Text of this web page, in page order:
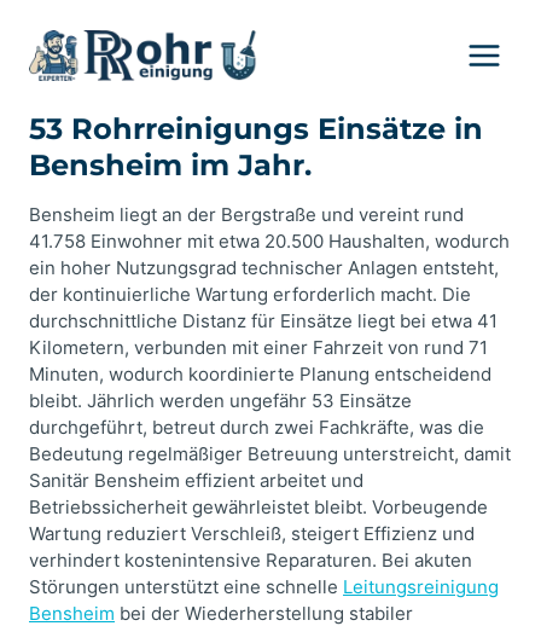
Inhalt
springen
53 Rohrreinigungs Einsätze in
Bensheim im Jahr.
Bensheim liegt an der Bergstraße und vereint rund
41.758 Einwohner mit etwa 20.500 Haushalten, wodurch
ein hoher Nutzungsgrad technischer Anlagen entsteht,
der kontinuierliche Wartung erforderlich macht. Die
durchschnittliche Distanz für Einsätze liegt bei etwa 41
Kilometern, verbunden mit einer Fahrzeit von rund 71
Minuten, wodurch koordinierte Planung entscheidend
bleibt. Jährlich werden ungefähr 53 Einsätze
durchgeführt, betreut durch zwei Fachkräfte, was die
Bedeutung regelmäßiger Betreuung unterstreicht, damit
Sanitär Bensheim effizient arbeitet und
Betriebssicherheit gewährleistet bleibt. Vorbeugende
Wartung reduziert Verschleiß, steigert Effizienz und
verhindert kostenintensive Reparaturen. Bei akuten
Störungen unterstützt eine schnelle Leitungsreinigung
Bensheim bei der Wiederherstellung stabiler